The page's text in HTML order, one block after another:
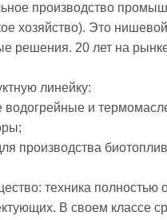
производство
хозяйство). Это
решения. 20 лет на
линейку:
и
производства
техника полностью
В своем классе